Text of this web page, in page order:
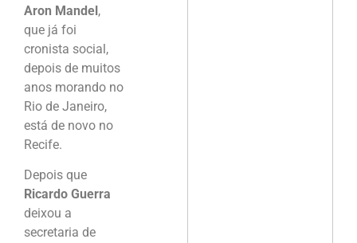
Aron Mandel,
que já foi
cronista social,
depois de muitos
anos morando no
Rio de Janeiro,
está de novo no
Recife.
Depois que
Ricardo Guerra
deixou a
secretaria de